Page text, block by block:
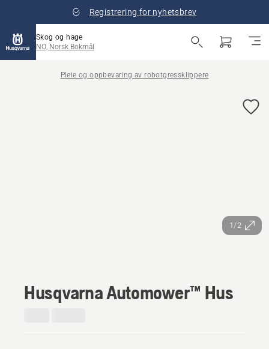
Registrering for nyhetsbrev
Skog og hage
NO, Norsk Bokmål
Pleie og oppbevaring av robotgressklippere
1/2
Husqvarna Automower™ Hus